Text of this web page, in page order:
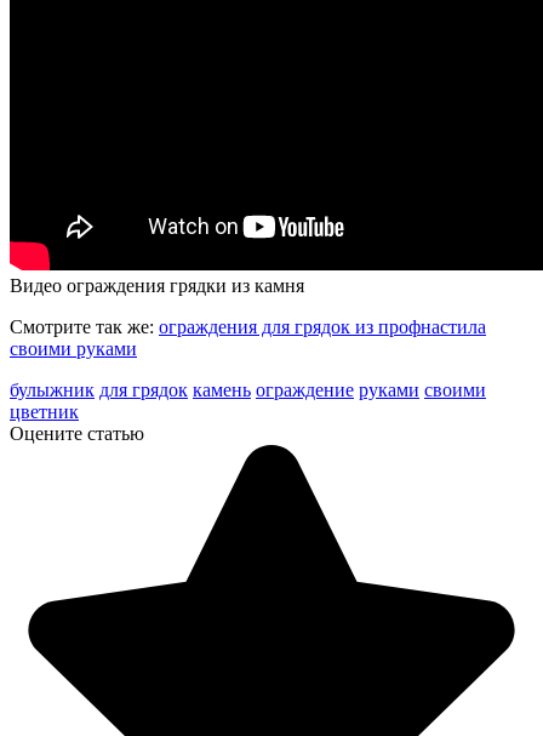
Видео ограждения грядки из камня
Смотрите так же: ограждения для грядок из профнастила
своими руками
булыжник для грядок камень ограждение руками своими
цветник
Оцените статью